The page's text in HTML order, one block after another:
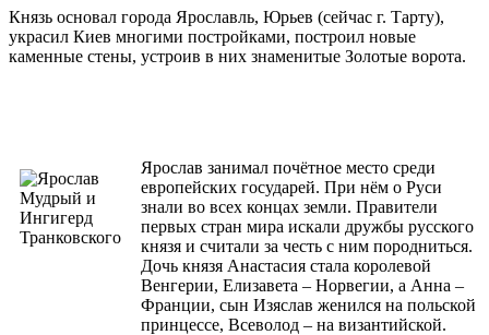
Князь основал города Ярославль, Юрьев (сейчас г. Тарту),
украсил Киев многими постройками, построил новые
каменные стены, устроив в них знаменитые Золотые ворота.
Ярослав занимал почётное место среди
европейских государей. При нём о Руси
знали во всех концах земли. Правители
первых стран мира искали дружбы русского
князя и считали за честь с ним породниться.
Дочь князя Анастасия стала королевой
Венгерии, Елизавета – Норвегии, а Анна –
Франции, сын Изяслав женился на польской
принцессе, Всеволод – на византийской.